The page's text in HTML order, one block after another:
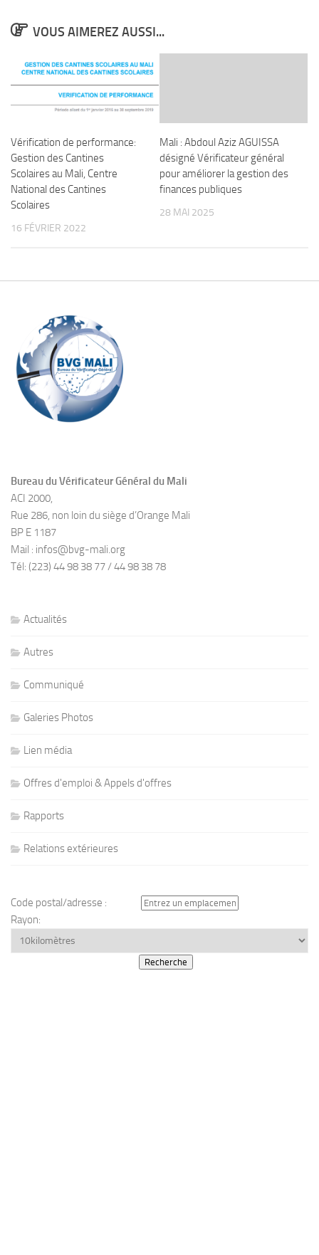
VOUS AIMEREZ AUSSI...
Vérification de performance:
Gestion des Cantines
Scolaires au Mali, Centre
National des Cantines
Scolaires
16 FÉVRIER 2022
Mali : Abdoul Aziz AGUISSA
désigné Vérificateur général
pour améliorer la gestion des
finances publiques
28 MAI 2025
Bureau du Vérificateur Général du Mali
ACI 2000,
Rue 286, non loin du siège d’Orange Mali
BP E 1187
Mail : infos@bvg-mali.org
Tél: (223) 44 98 38 77 / 44 98 38 78
Actualités
Autres
Communiqué
Galeries Photos
Lien média
Offres d'emploi & Appels d'offres
Rapports
Relations extérieures
Code postal/adresse :
Rayon: